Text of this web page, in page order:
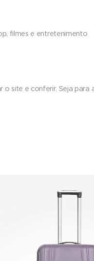
filmes e entretenimento
site e conferir. Seja